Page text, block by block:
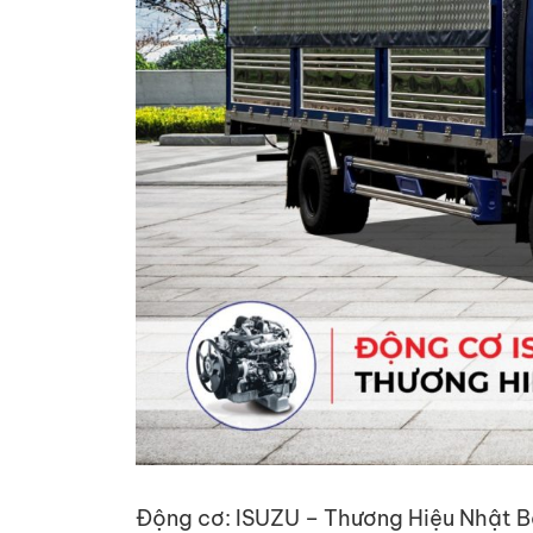
Động cơ: ISUZU – Thương Hiệu Nhật